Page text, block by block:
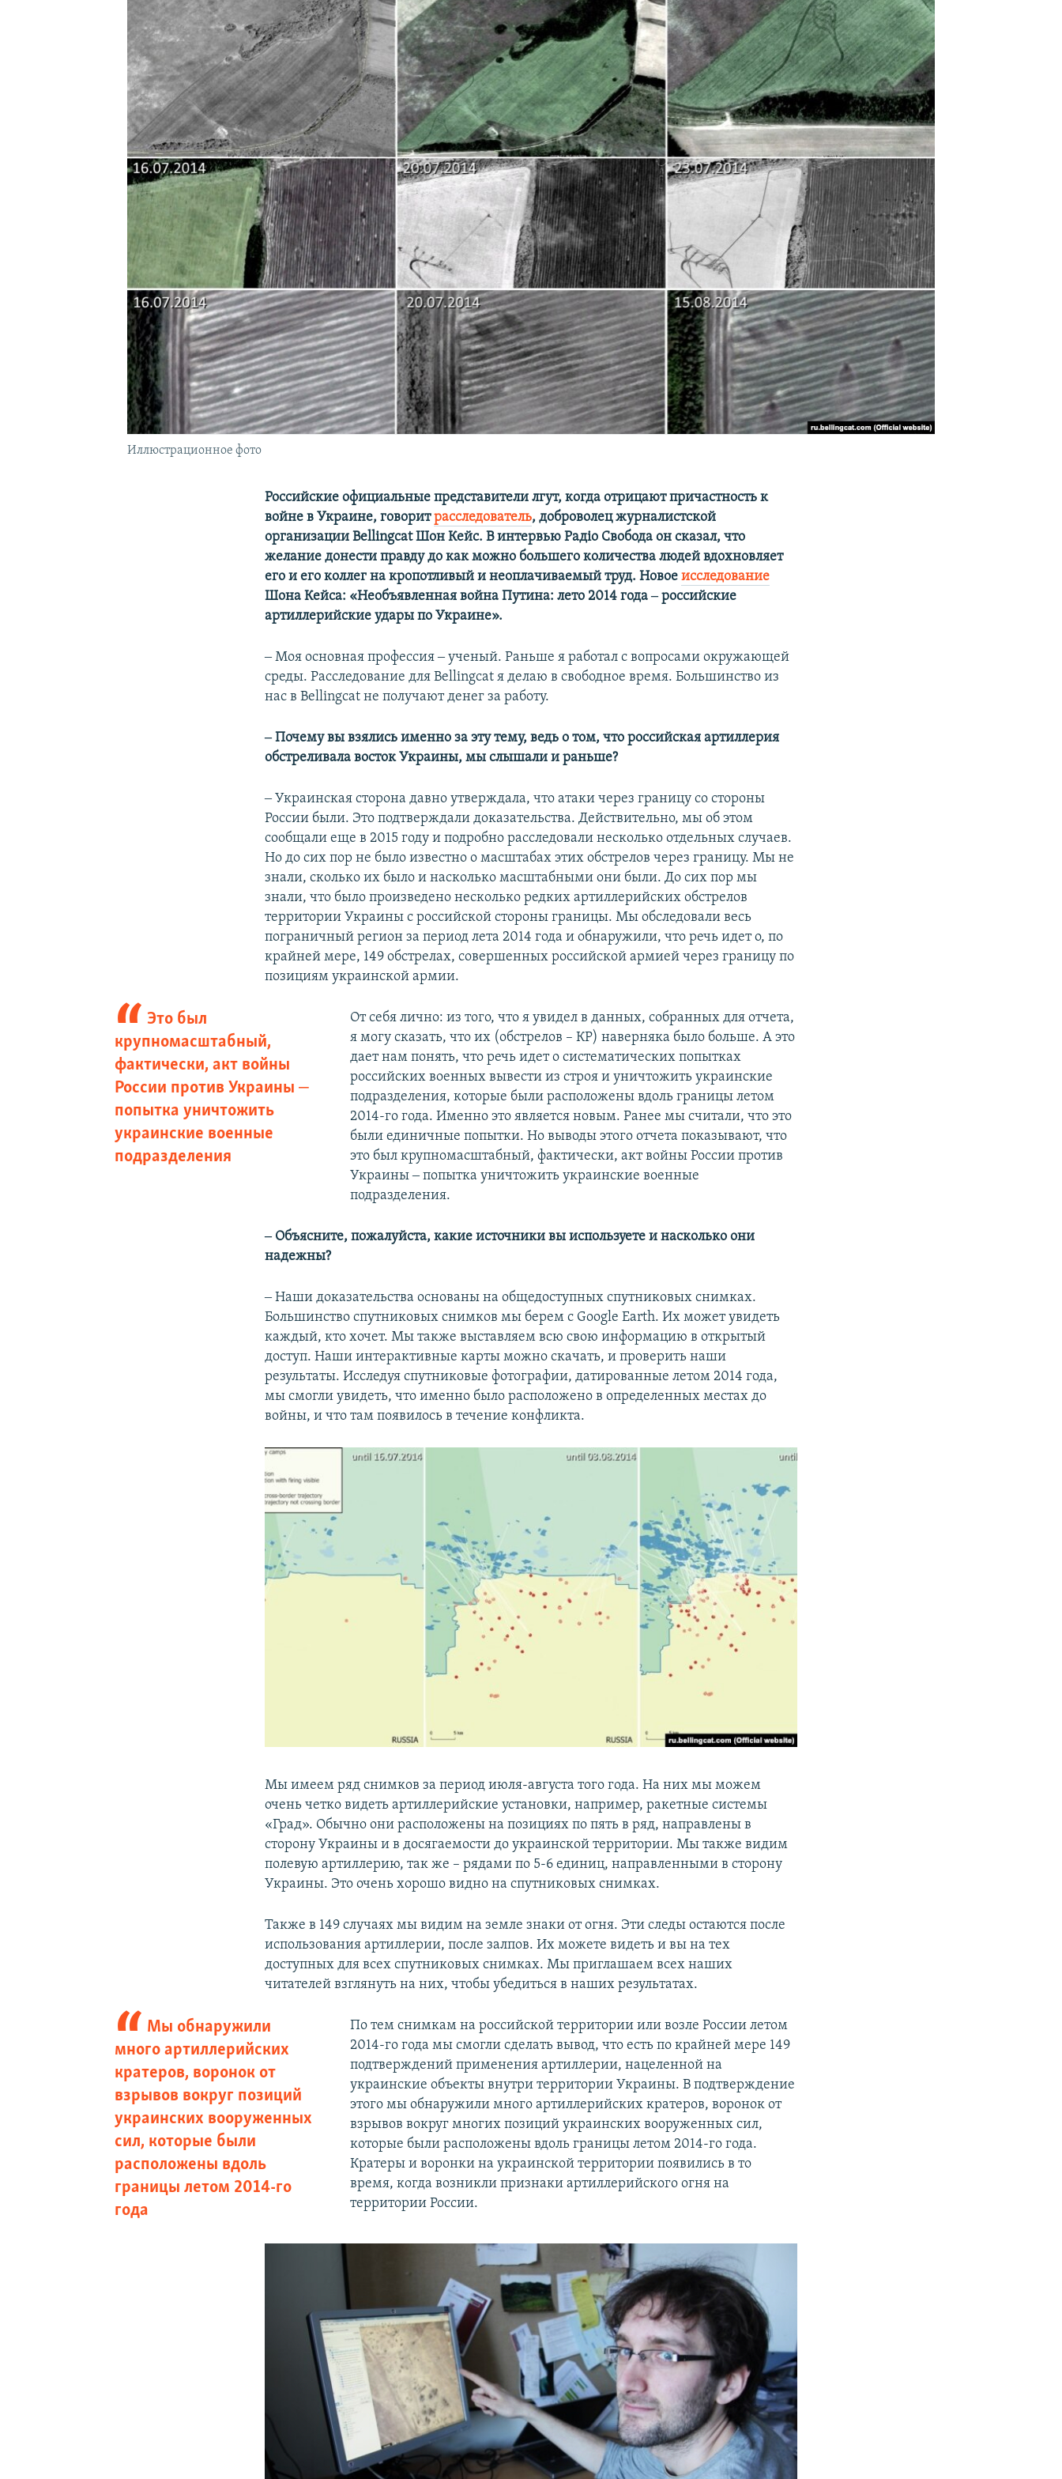
КРЫМ.НЕПОКОРЕННЫЙ
УКРАИНСКАЯ ПРОБЛЕМА КРЫМА
Иллюстрационное фото
Российские официальные представители лгут, когда отрицают причастность к
войне в Украине, говоритрасследователь, доброволец журналистской
организации Bellingcat Шон Кейс. В интервью Радіо Свобода он сказал, что
желание донести правду до как можно большего количества людей вдохновляет
его и его коллег на кропотливый и неоплачиваемый труд. Новоеисследование
Шона Кейса: «Необъявленная война Путина: лето 2014 года ‒ российские
артиллерийские удары по Украине».
‒ Моя основная профессия ‒ ученый. Раньше я работал с вопросами окружающей
среды. Расследование для Bellingcat я делаю в свободное время. Большинство из
нас в Bellingcat не получают денег за работу.
‒ Почему вы взялись именно за эту тему, ведь о том, что российская артиллерия
обстреливала восток Украины, мы слышали и раньше?
‒ Украинская сторона давно утверждала, что атаки через границу со стороны
России были. Это подтверждали доказательства. Действительно, мы об этом
сообщали еще в 2015 году и подробно расследовали несколько отдельных случаев.
Но до сих пор не было известно о масштабах этих обстрелов через границу. Мы не
знали, сколько их было и насколько масштабными они были. До сих пор мы
знали, что было произведено несколько редких артиллерийских обстрелов
территории Украины с российской стороны границы. Мы обследовали весь
пограничный регион за период лета 2014 года и обнаружили, что речь идет о, по
крайней мере, 149 обстрелах, совершенных российской армией через границу по
позициям украинской армии.
Это был
крупномасштабный,
фактически, акт войны
России против Украины ‒
попытка уничтожить
украинские военные
подразделения
От себя лично: из того, что я увидел в данных, собранных для отчета,
я могу сказать, что их (обстрелов – КР) наверняка было больше. А это
дает нам понять, что речь идет о систематических попытках
российских военных вывести из строя и уничтожить украинские
подразделения, которые были расположены вдоль границы летом
2014-го года. Именно это является новым. Ранее мы считали, что это
были единичные попытки. Но выводы этого отчета показывают, что
это был крупномасштабный, фактически, акт войны России против
Украины ‒ попытка уничтожить украинские военные
подразделения.
‒ Объясните, пожалуйста, какие источники вы используете и насколько они
надежны?
‒ Наши доказательства основаны на общедоступных спутниковых снимках.
Большинство спутниковых снимков мы берем с Google Earth. Их может увидеть
каждый, кто хочет. Мы также выставляем всю свою информацию в открытый
доступ. Наши интерактивные карты можно скачать, и проверить наши
результаты. Исследуя спутниковые фотографии, датированные летом 2014 года,
мы смогли увидеть, что именно было расположено в определенных местах до
войны, и что там появилось в течение конфликта.
Мы имеем ряд снимков за период июля-августа того года. На них мы можем
очень четко видеть артиллерийские установки, например, ракетные системы
«Град». Обычно они расположены на позициях по пять в ряд, направлены в
сторону Украины и в досягаемости до украинской территории. Мы также видим
полевую артиллерию, так же – рядами по 5-6 единиц, направленными в сторону
Украины. Это очень хорошо видно на спутниковых снимках.
Также в 149 случаях мы видим на земле знаки от огня. Эти следы остаются после
использования артиллерии, после залпов. Их можете видеть и вы на тех
доступных для всех спутниковых снимках. Мы приглашаем всех наших
читателей взглянуть на них, чтобы убедиться в наших результатах.
Мы обнаружили
много артиллерийских
кратеров, воронок от
взрывов вокруг позиций
украинских вооруженных
сил, которые были
расположены вдоль
границы летом 2014-го
года
По тем снимкам на российской территории или возле России летом
2014-го года мы смогли сделать вывод, что есть по крайней мере 149
подтверждений применения артиллерии, нацеленной на
украинские объекты внутри территории Украины. В подтверждение
этого мы обнаружили много артиллерийских кратеров, воронок от
взрывов вокруг многих позиций украинских вооруженных сил,
которые были расположены вдоль границы летом 2014-го года.
Кратеры и воронки на украинской территории появились в то
время, когда возникли признаки артиллерийского огня на
территории России.